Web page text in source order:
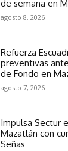
de semana en
agosto 8, 2026
Refuerza
preventivas
de Fondo en
agosto 7, 2026
Impulsa Sectur
Mazatlán con
Señas